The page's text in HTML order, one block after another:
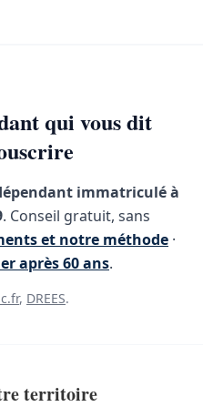
qui vous dit
immatriculé à
. Conseil gratuit, sans
et notre méthode ·
après 60 ans.
, DREES.
territoire